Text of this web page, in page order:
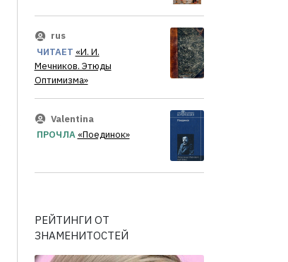
rus
ЧИТАЕТ «И. И.
Мечников. Этюды
Оптимизма»
Valentina
ПРОЧЛА «Поединок»
РЕЙТИНГИ ОТ
ЗНАМЕНИТОСТЕЙ